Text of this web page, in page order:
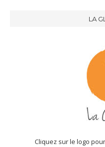
LA
Cliquez sur le logo